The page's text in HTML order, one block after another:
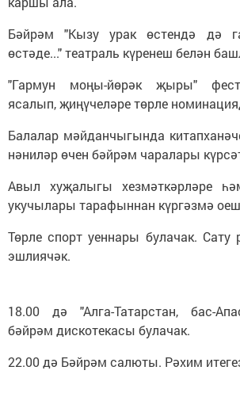
Бәйрәм "Кызу урак өстендә дә
өстәде..." театраль күренеш белән
"Гармун моңы-йөрәк җыры"
ясалып, җиңүчеләре төрле
Балалар мәйданчыгында
нәниләр өчен бәйрәм чаралары
Авыл хуҗалыгы хезмәткәрләре
укучылары тарафыннан күргәзмә
Төрле спорт уеннары булачак. Сату
эшлиячәк.
18.00 дә "Алга-Татарстан, бас-
бәйрәм дискотекасы булачак.
22.00 дә Бәйрәм салюты. Рәхим